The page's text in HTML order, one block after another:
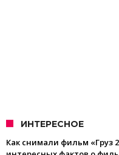
ИНТЕРЕСНОЕ
Как снимали фильм «Груз